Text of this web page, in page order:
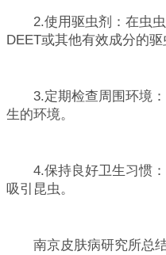
2.使用驱虫剂：在虫虫
DEET或其他有效成分的驱
3.定期检查周围环境：
生的环境。
4.保持良好卫生习惯：
吸引昆虫。
南京皮肤病研究所总结